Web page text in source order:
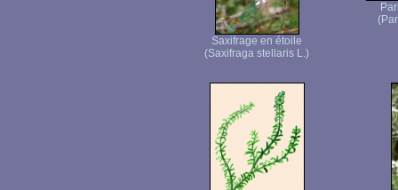
Saxifrage en étoile
(Saxifraga stellaris L.)